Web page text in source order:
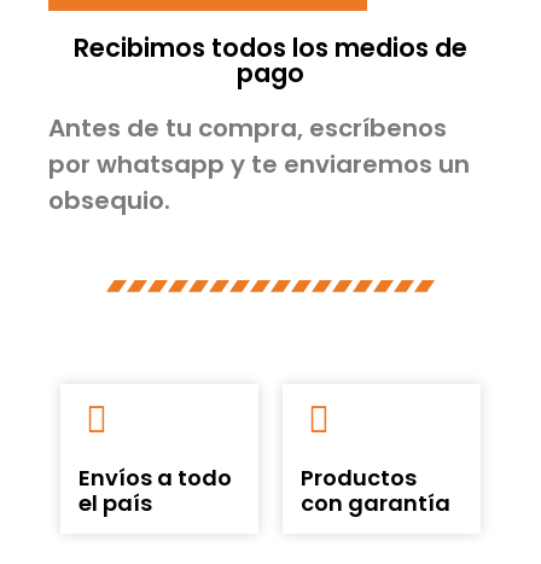
Recibimos todos los medios de
pago
Antes de tu compra, escríbenos
por whatsapp y te enviaremos un
obsequio.
Envíos a todo
el país
Productos
con garantía